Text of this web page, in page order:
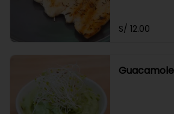
S/ 12.00
Guacamole